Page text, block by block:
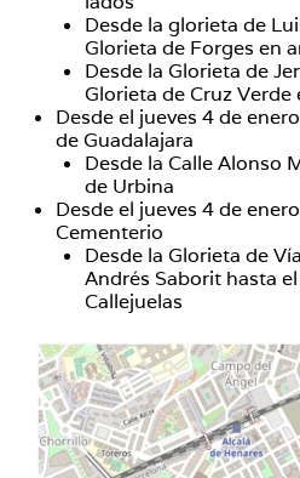
Desde la glorieta de
Glorieta de Forges en
Desde la Glorieta de
Glorieta de Cruz Verde
Desde el jueves 4 de
de Guadalajara
Desde la Calle Alonso
de Urbina
Desde el jueves 4 de
Cementerio
Desde la Glorieta de
Andrés Saborit hasta
Callejuelas